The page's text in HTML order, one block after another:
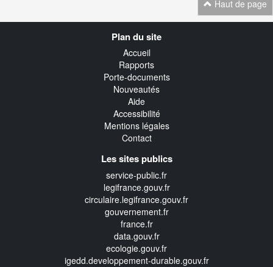
Haut de page
Plan du site
Accueil
Rapports
Porte-documents
Nouveautés
Aide
Accessibilité
Mentions légales
Contact
Les sites publics
service-public.fr
legifrance.gouv.fr
circulaire.legifrance.gouv.fr
gouvernement.fr
france.fr
data.gouv.fr
ecologie.gouv.fr
igedd.developpement-durable.gouv.fr